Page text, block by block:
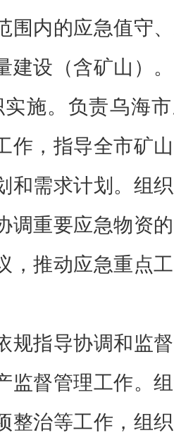
围内的应急值守
建设（含矿山）
施。负责乌海
作，指导全市矿
和需求计划。组
重要应急物资的
，推动应急重点
规指导协调和监
监督管理工作。
整治等工作，组